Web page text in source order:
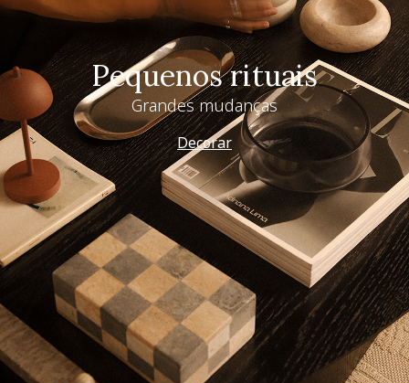
Pequenos rituais
Grandes mudanças
Decorar